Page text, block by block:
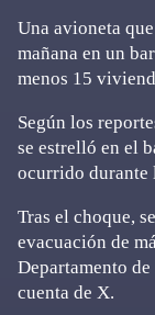
Una avioneta
mañana en un
menos 15
Según los
se estrelló en el
ocurrido durante
Tras el choque,
evacuación de
Departamento
cuenta de X.